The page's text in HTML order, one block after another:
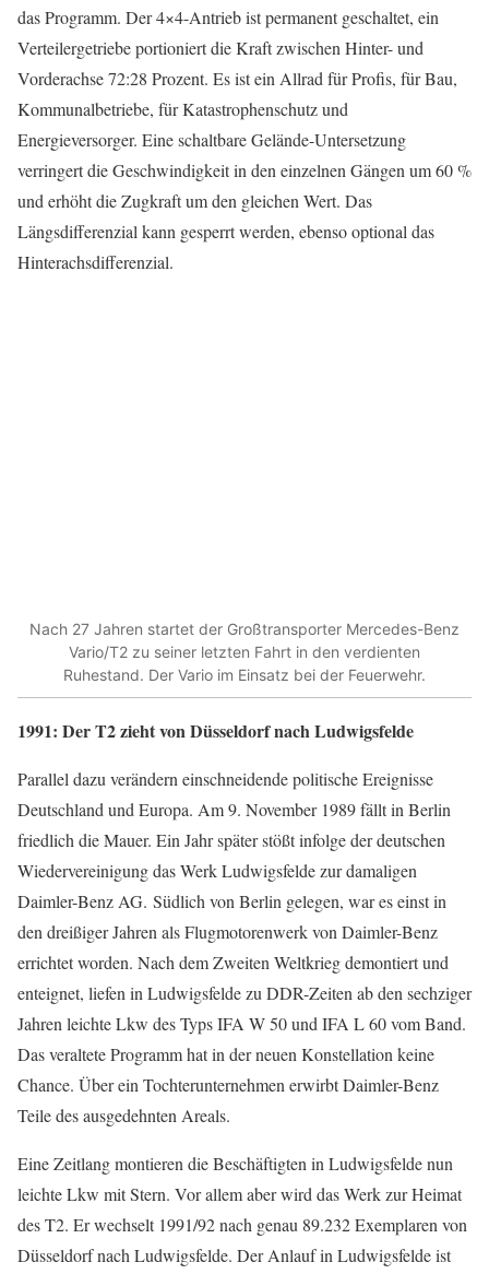
das Programm. Der 4×4-Antrieb ist permanent geschaltet, ein
Verteilergetriebe portioniert die Kraft zwischen Hinter- und
Vorderachse 72:28 Prozent. Es ist ein Allrad für Profis, für Bau,
Kommunalbetriebe, für Katastrophenschutz und
Energieversorger. Eine schaltbare Gelände-Untersetzung
verringert die Geschwindigkeit in den einzelnen Gängen um 60 %
und erhöht die Zugkraft um den gleichen Wert. Das
Längsdifferenzial kann gesperrt werden, ebenso optional das
Hinterachsdifferenzial.
Nach 27 Jahren startet der Großtransporter Mercedes-Benz
Vario/T2 zu seiner letzten Fahrt in den verdienten
Ruhestand. Der Vario im Einsatz bei der Feuerwehr.
1991: Der T2 zieht von Düsseldorf nach Ludwigsfelde
Parallel dazu verändern einschneidende politische Ereignisse
Deutschland und Europa. Am 9. November 1989 fällt in Berlin
friedlich die Mauer. Ein Jahr später stößt infolge der deutschen
Wiedervereinigung das Werk Ludwigsfelde zur damaligen
Daimler-Benz AG. Südlich von Berlin gelegen, war es einst in
den dreißiger Jahren als Flugmotorenwerk von Daimler-Benz
errichtet worden. Nach dem Zweiten Weltkrieg demontiert und
enteignet, liefen in Ludwigsfelde zu DDR-Zeiten ab den sechziger
Jahren leichte Lkw des Typs IFA W 50 und IFA L 60 vom Band.
Das veraltete Programm hat in der neuen Konstellation keine
Chance. Über ein Tochterunternehmen erwirbt Daimler-Benz
Teile des ausgedehnten Areals.
Eine Zeitlang montieren die Beschäftigten in Ludwigsfelde nun
leichte Lkw mit Stern. Vor allem aber wird das Werk zur Heimat
des T2. Er wechselt 1991/92 nach genau 89.232 Exemplaren von
Düsseldorf nach Ludwigsfelde. Der Anlauf in Ludwigsfelde ist